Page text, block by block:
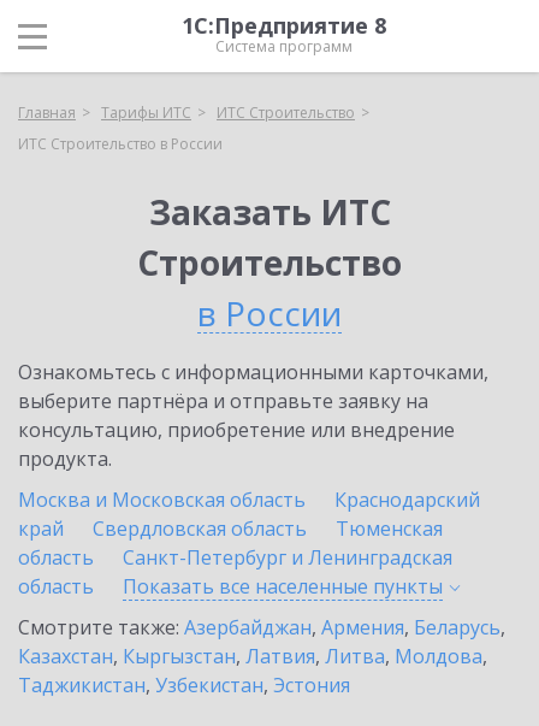
1С:Предприятие 8
Система программ
Главная Тарифы ИТС
ИТС Строительство
ИТС Строительство в России
Заказать ИТС
Строительство
в России
Ознакомьтесь с информационными карточками,
выберите партнёра и отправьте заявку на
консультацию, приобретение или внедрение
продукта.
Москва и Московская область
Краснодарский
край
Свердловская область
Тюменская
область
Санкт-Петербург и Ленинградская
область
Показать все населенные пункты
Смотрите также: Азербайджан, Армения, Беларусь,
Казахстан, Кыргызстан, Латвия, Литва, Молдова,
Таджикистан, Узбекистан, Эстония